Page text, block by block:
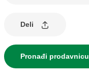
Deli
Pronađi prodavnicu